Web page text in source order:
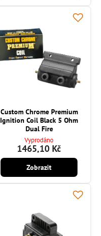
Custom Chrome Premium
Ignition Coil Black 5 Ohm
Dual Fire
Vyprodáno
1465,10 Kč
Zobrazit